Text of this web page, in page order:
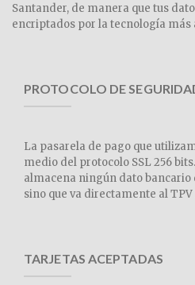
Santander, de manera que tus
encriptados por la tecnología más
PROTOCOLO DE
La pasarela de pago que
medio del protocolo SSL 256
almacena ningún dato
sino que va directamente al
TARJETAS ACEPTADAS